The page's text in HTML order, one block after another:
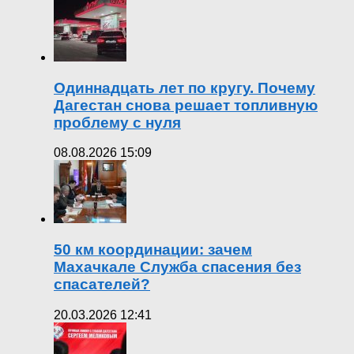
Одиннадцать лет по кругу. Почему
Дагестан снова решает топливную
проблему с нуля
08.08.2026 15:09
50 км координации: зачем
Махачкале Служба спасения без
спасателей?
20.03.2026 12:41